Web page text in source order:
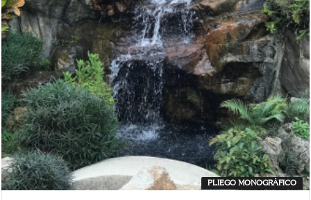
PLIEGO MONOGRÁFICO